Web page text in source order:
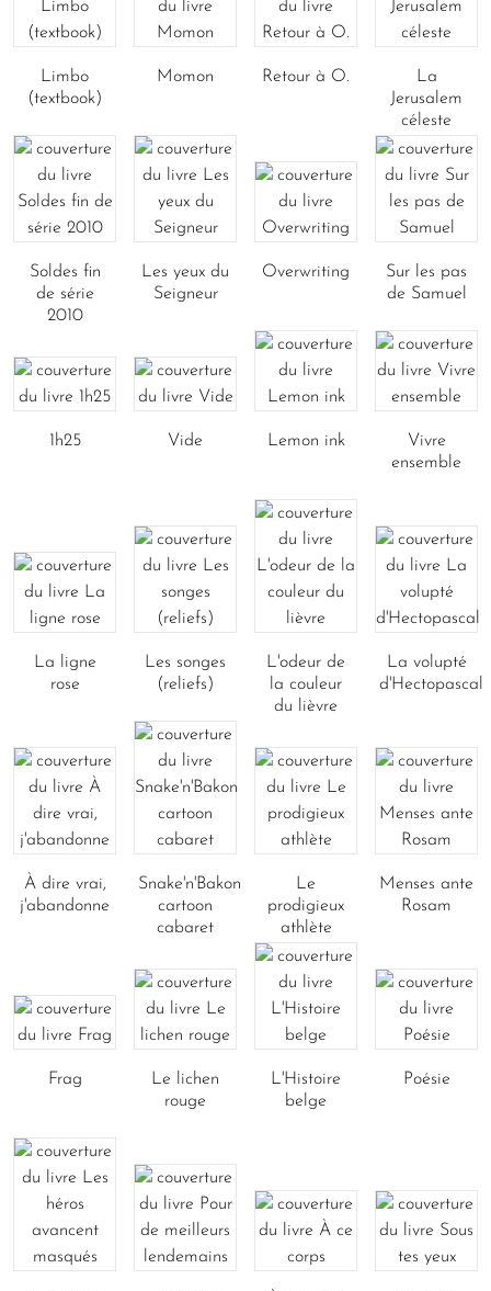
Limbo
(textbook)
Momon Retour à O.
La
Jerusalem
céleste
Soldes fin
de série
2010
Les yeux du
Seigneur
Overwriting
Sur les pas
de Samuel
1h25 Vide Lemon ink
Vivre
ensemble
La ligne
rose
Les songes
(reliefs)
L'odeur de
la couleur
du lièvre
La volupté
d'Hectopascal
À dire vrai,
j'abandonne
Snake'n'Bakon
cartoon
cabaret
Le
prodigieux
athlète
Menses ante
Rosam
Frag
Le lichen
rouge
L'Histoire
belge
Poésie